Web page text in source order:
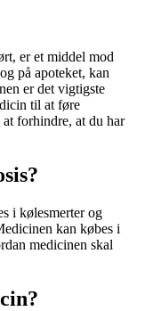
er et middel mod
på apoteket, kan
er det vigtigste
til at føre
forhindre, at du har
i kølesmerter og
kan købes i
medicinen skal